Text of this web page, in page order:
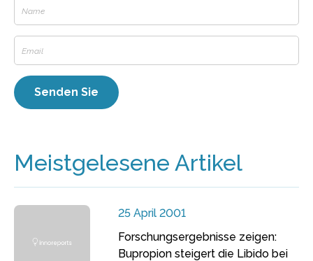
Meistgelesene Artikel
25 April 2001
Forschungsergebnisse zeigen:
Bupropion steigert die Libido bei